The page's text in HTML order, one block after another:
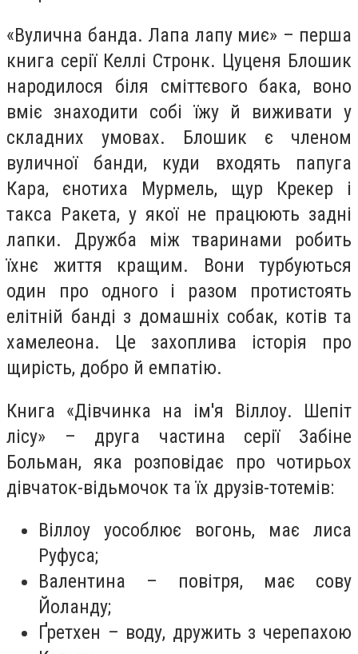
«Вулична банда. Лапа лапу миє» – перша
книга серії Келлі Стронк. Цуценя Блошик
народилося біля сміттєвого бака, воно
вміє знаходити собі їжу й виживати у
складних умовах. Блошик є членом
вуличної банди, куди входять папуга
Кара, єнотиха Мурмель, щур Крекер і
такса Ракета, у якої не працюють задні
лапки. Дружба між тваринами робить
їхнє життя кращим. Вони турбуються
один про одного і разом протистоять
елітній банді з домашніх собак, котів та
хамелеона. Це захоплива історія про
щирість, добро й емпатію.
Книга «Дівчинка на ім'я Віллоу. Шепіт
лісу» – друга частина серії Забіне
Больман, яка розповідає про чотирьох
дівчаток-відьмочок та їх друзів-тотемів:
Віллоу уособлює вогонь, має лиса
Руфуса;
Валентина – повітря, має сову
Йоланду;
Ґретхен – воду, дружить з черепахою